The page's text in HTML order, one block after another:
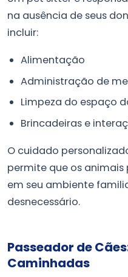
na ausência de seus
incluir:
Alimentação
Administração de
Limpeza do espaço
Brincadeiras e
O cuidado
permite que os
em seu ambiente
desnecessário.
Passeador de
Caminhadas